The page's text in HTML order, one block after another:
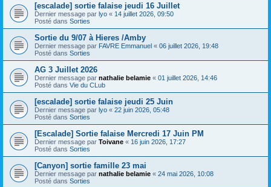
[escalade] sortie falaise jeudi 16 Juillet
Dernier message par lyo « 14 juillet 2026, 09:50
Posté dans Sorties
Sortie du 9/07 à Hieres /Amby
Dernier message par FAVRE Emmanuel « 06 juillet 2026, 19:48
Posté dans Sorties
AG 3 Juillet 2026
Dernier message par nathalie belamie « 01 juillet 2026, 14:46
Posté dans Vie du CLub
[escalade] sortie falaise jeudi 25 Juin
Dernier message par lyo « 22 juin 2026, 05:48
Posté dans Sorties
[Escalade] Sortie falaise Mercredi 17 Juin PM
Dernier message par Toivane « 16 juin 2026, 17:27
Posté dans Sorties
[Canyon] sortie famille 23 mai
Dernier message par nathalie belamie « 24 mai 2026, 10:08
Posté dans Sorties